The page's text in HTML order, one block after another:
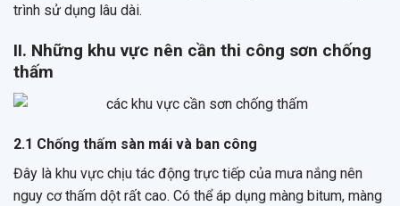
trình sử dụng lâu dài.
II. Những khu vực nên cần thi công sơn chống
thấm
2.1 Chống thấm sàn mái và ban công
Đây là khu vực chịu tác động trực tiếp của mưa nắng nên
nguy cơ thấm dột rất cao. Có thể áp dụng màng bitum, màng